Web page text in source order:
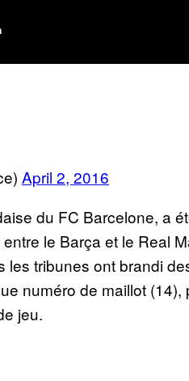
April 2, 2016
du FC Barcelone, a
le Barça et le Real
tribunes ont brandi
numéro de maillot (14),
jeu.